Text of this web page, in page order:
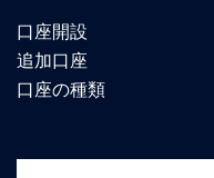
口座開設
追加口座
口座の種類